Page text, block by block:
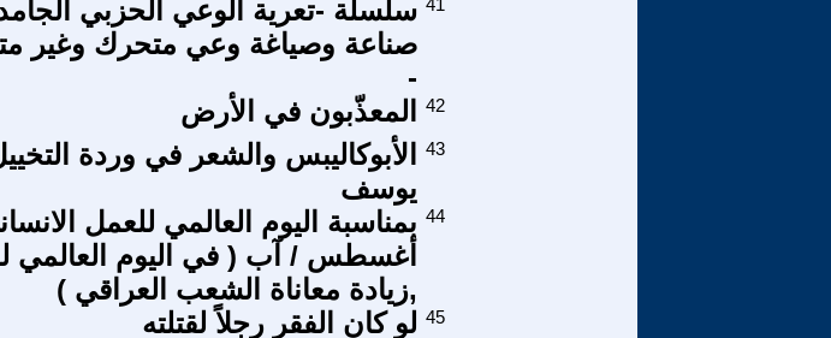
سلسلة -تعرية الوعي الحزبي
صناعة وصياغة وعي متحرك وغير
-
41
المعذّبون في الأرض 42
الأبوكاليبس والشعر في وردة
يوسف
43
أغسطس / آب ( في اليوم العالمي
,زيادة معاناة الشعب العراقي )
44
لو كان الفقر رجلاً لقتلته 45